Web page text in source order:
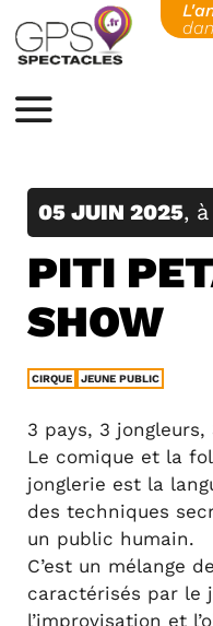
to
content
MENU
05 JUIN 2025,
PITI
SHOW
CIRQUE JEUNE PUBLIC
3 pays, 3 jongleurs,
Le comique et la
jonglerie est la
des techniques
un public humain.
C’est un mélange
caractérisés par le
l’improvisation et